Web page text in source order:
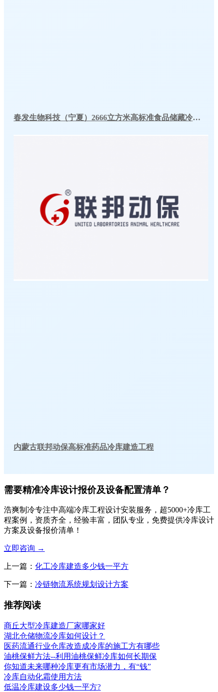
春发生物科技（宁夏）2666立方米高标准食品储藏冷库工程案例
内蒙古联邦动保高标准药品冷库建造工程
需要精准冷库设计报价及设备配置清单？
浩爽制冷专注中高端冷库工程设计安装服务，超5000+冷库工
程案例，资质齐全，经验丰富，团队专业，免费提供冷库设计
方案及设备报价清单！
立即咨询 →
上一篇： 化工冷库建造多少钱一平方
下一篇： 冷链物流系统规划设计方案
推荐阅读
商丘大型冷库建造厂家哪家好
湖北仓储物流冷库如何设计？
医药流通行业仓库改造成冷库的施工方有哪些
油桃保鲜方法--利用油桃保鲜冷库如何长期保
你知道未来哪种冷库更有市场潜力，有“钱”
冷库自动化霜使用方法
低温冷库建设多少钱一平方?